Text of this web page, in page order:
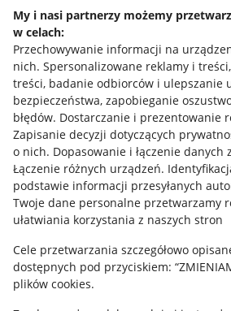
My i nasi partnerzy możemy
w celach:
Przechowywanie informacji na
nich. Spersonalizowane reklamy i
treści, badanie odbiorców i ulepszanie
bezpieczeństwa, zapobieganie
błędów. Dostarczanie i prezentowanie
Zapisanie decyzji dotyczących
o nich. Dopasowanie i łączenie danych
Łączenie różnych urządzeń.
podstawie informacji przesyłanych
Twoje dane personalne przetwarzamy
ułatwiania korzystania z naszych stron
Cele przetwarzania szczegółowo
dostępnych pod przyciskiem:
plików cookies.
Allegro Gadane dla sprzedających
Allegro Gadane dla kupujących
Mapa miejscowości
Informacje prawne
Regulamin
Polityka plików "cookies"
Ustawienia plików "cookies"
Udostępnianie lokalizacji
Informacje dla Aktu o Usługach